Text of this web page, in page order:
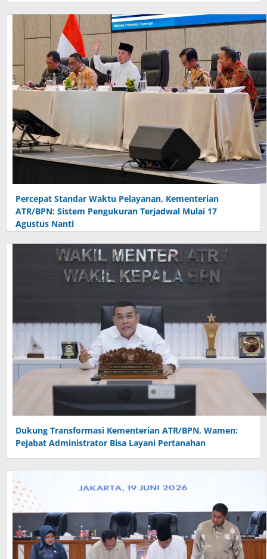
Percepat Standar Waktu Pelayanan, Kementerian
ATR/BPN: Sistem Pengukuran Terjadwal Mulai 17
Agustus Nanti
Dukung Transformasi Kementerian ATR/BPN, Wamen:
Pejabat Administrator Bisa Layani Pertanahan